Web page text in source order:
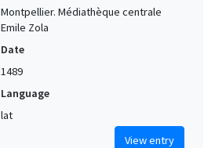
Montpellier. Médiathèque centrale
Emile Zola
Date
1489
Language
lat
View entry